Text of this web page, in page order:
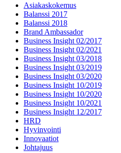
Asiakaskokemus
Balanssi 2017
Balanssi 2018
Brand Ambassador
Business Insight 02/2017
Business Insight 02/2021
Business Insight 03/2018
Business Insight 03/2019
Business Insight 03/2020
Business Insight 10/2019
Business Insight 10/2020
Business Insight 10/2021
Business Insight 12/2017
HRD
Hyvinvointi
Innovaatiot
Johtajuus